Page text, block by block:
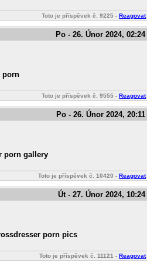
Toto je příspěvek č.9225 - Reagovat
Po - 26. Únor 2024, 02:24
porn
Toto je příspěvek č.9555 - Reagovat
Po - 26. Únor 2024, 20:11
porn gallery
Toto je příspěvek č.10420 - Reagovat
Út - 27. Únor 2024, 10:24
porn pics
Toto je příspěvek č.11121 - Reagovat